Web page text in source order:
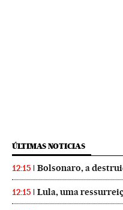
ÚLTIMAS NOTICIAS
12:15 Bolsonaro, a
12:15 Lula, uma